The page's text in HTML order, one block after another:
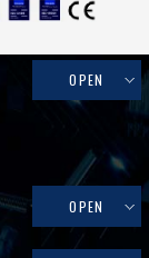
OPEN
OPEN